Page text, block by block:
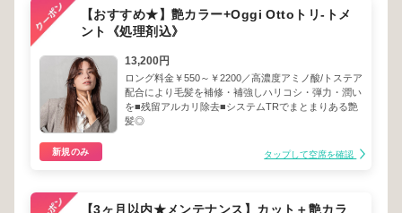
【おすすめ★】艶カラー+Oggi Ottoトリ-トメ
ント《処理剤込》
13,200円
ロング料金￥550～￥2200／高濃度アミノ酸/トステア
配合により毛髪を補修・補強しハリコシ・弾力・潤い
を■残留アルカリ除去■システムTRでまとまりある艶
髪◎
新規のみ タップして空席を確認
【3ヶ月以内★メンテナンス】カット＋艶カラ